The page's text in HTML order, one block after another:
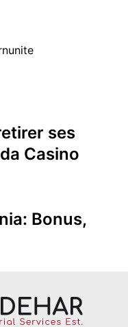
ses
Casino
Bonus,